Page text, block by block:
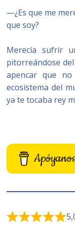
—¿Es que me
que soy?
Merecía sufrir
pitorreándose
apencar que
ecosistema del
ya te tocaba rey